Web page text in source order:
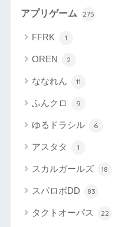
アプリゲーム 275
FFRK 1
OREN 2
ななれん 11
ふんクロ 9
ゆるドラシル 6
アスタタ 1
スカルガールズ 18
スパロボDD 83
タクトオーパス 22